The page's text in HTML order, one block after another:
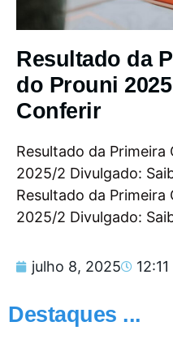
Resultado da
do Prouni
Conferir
Resultado da Primeira
2025/2 Divulgado:
Resultado da Primeira
2025/2 Divulgado:
julho 8, 2025
Destaques ...